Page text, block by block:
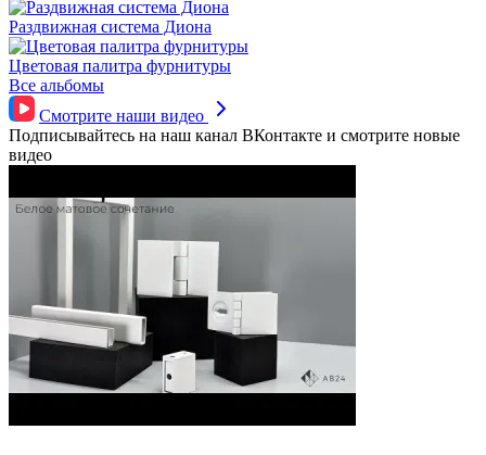
Раздвижная система Диона
Цветовая палитра фурнитуры
Все альбомы
Смотрите наши видео
Подписывайтесь на наш канал ВКонтакте и смотрите новые
видео